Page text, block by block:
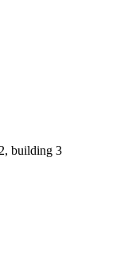
building 3